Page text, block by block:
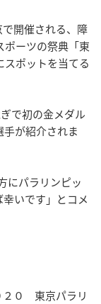
開催される、障
ポーツの祭典「東
ポットを当てる
で初の金メダル
が紹介されま
にパラリンピッ
いです」とコメ
０ 東京パラリ